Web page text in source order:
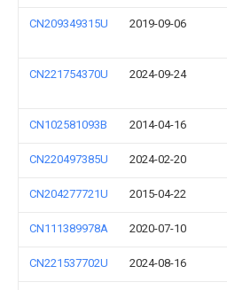
CN209349315U 2019-09-06
CN221754370U 2024-09-24
CN102581093B 2014-04-16
CN220497385U 2024-02-20
CN204277721U 2015-04-22
CN111389978A 2020-07-10
CN221537702U 2024-08-16